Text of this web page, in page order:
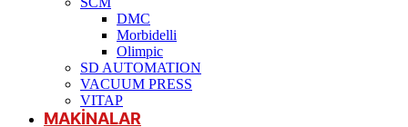
DMC
Morbidelli
Olimpic
SD AUTOMATION
VACUUM PRESS
VITAP
MAKİNALAR